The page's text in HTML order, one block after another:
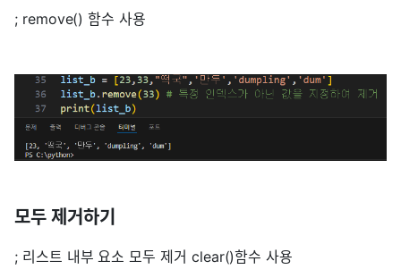
; remove() 함수 사용
모두 제거하기
; 리스트 내부 요소 모두 제거 clear()함수 사용